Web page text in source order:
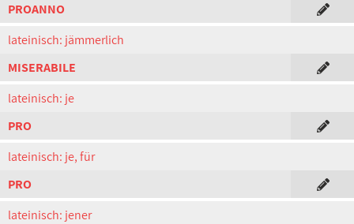
PROANNO
lateinisch: jämmerlich
MISERABILE
lateinisch: je
PRO
lateinisch: je, für
PRO
lateinisch: jener